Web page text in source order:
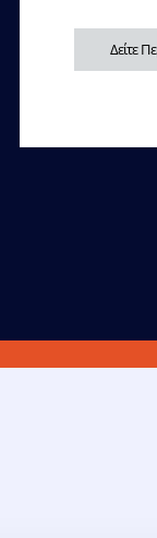
Δείτε